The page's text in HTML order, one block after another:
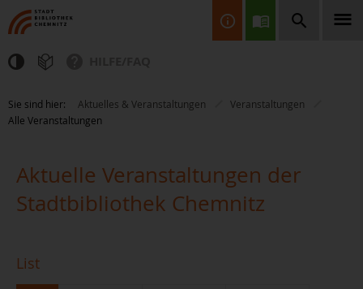
Finden Sie Informationen, Bücher, CDs & DVDs, Spiele, BluRays,
Zeitschriften und vieles mehr...
Sie sind hier: Aktuelles & Veranstaltungen
Veranstaltungen
Alle Veranstaltungen
Aktuelle Veranstaltungen der
Stadtbibliothek Chemnitz
List